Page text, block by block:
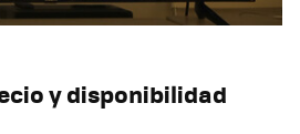
y disponibilidad